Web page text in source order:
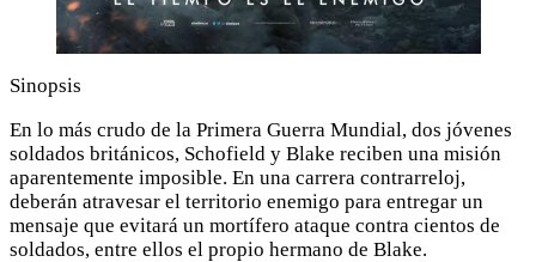
Sinopsis
En lo más crudo de la Primera Guerra Mundial, dos jóvenes
soldados británicos, Schofield y Blake reciben una misión
aparentemente imposible. En una carrera contrarreloj,
deberán atravesar el territorio enemigo para entregar un
mensaje que evitará un mortífero ataque contra cientos de
soldados, entre ellos el propio hermano de Blake.